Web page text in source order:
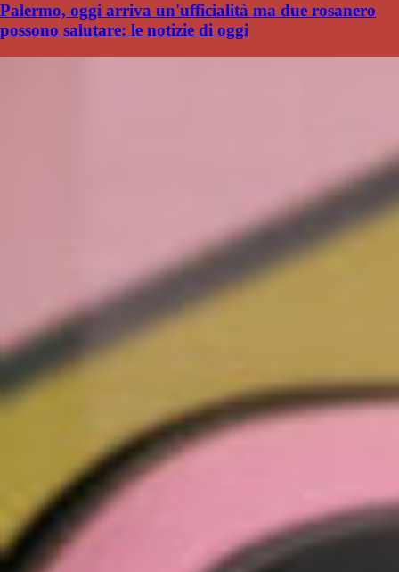
Palermo, oggi arriva un'ufficialità ma due rosanero
possono salutare: le notizie di oggi